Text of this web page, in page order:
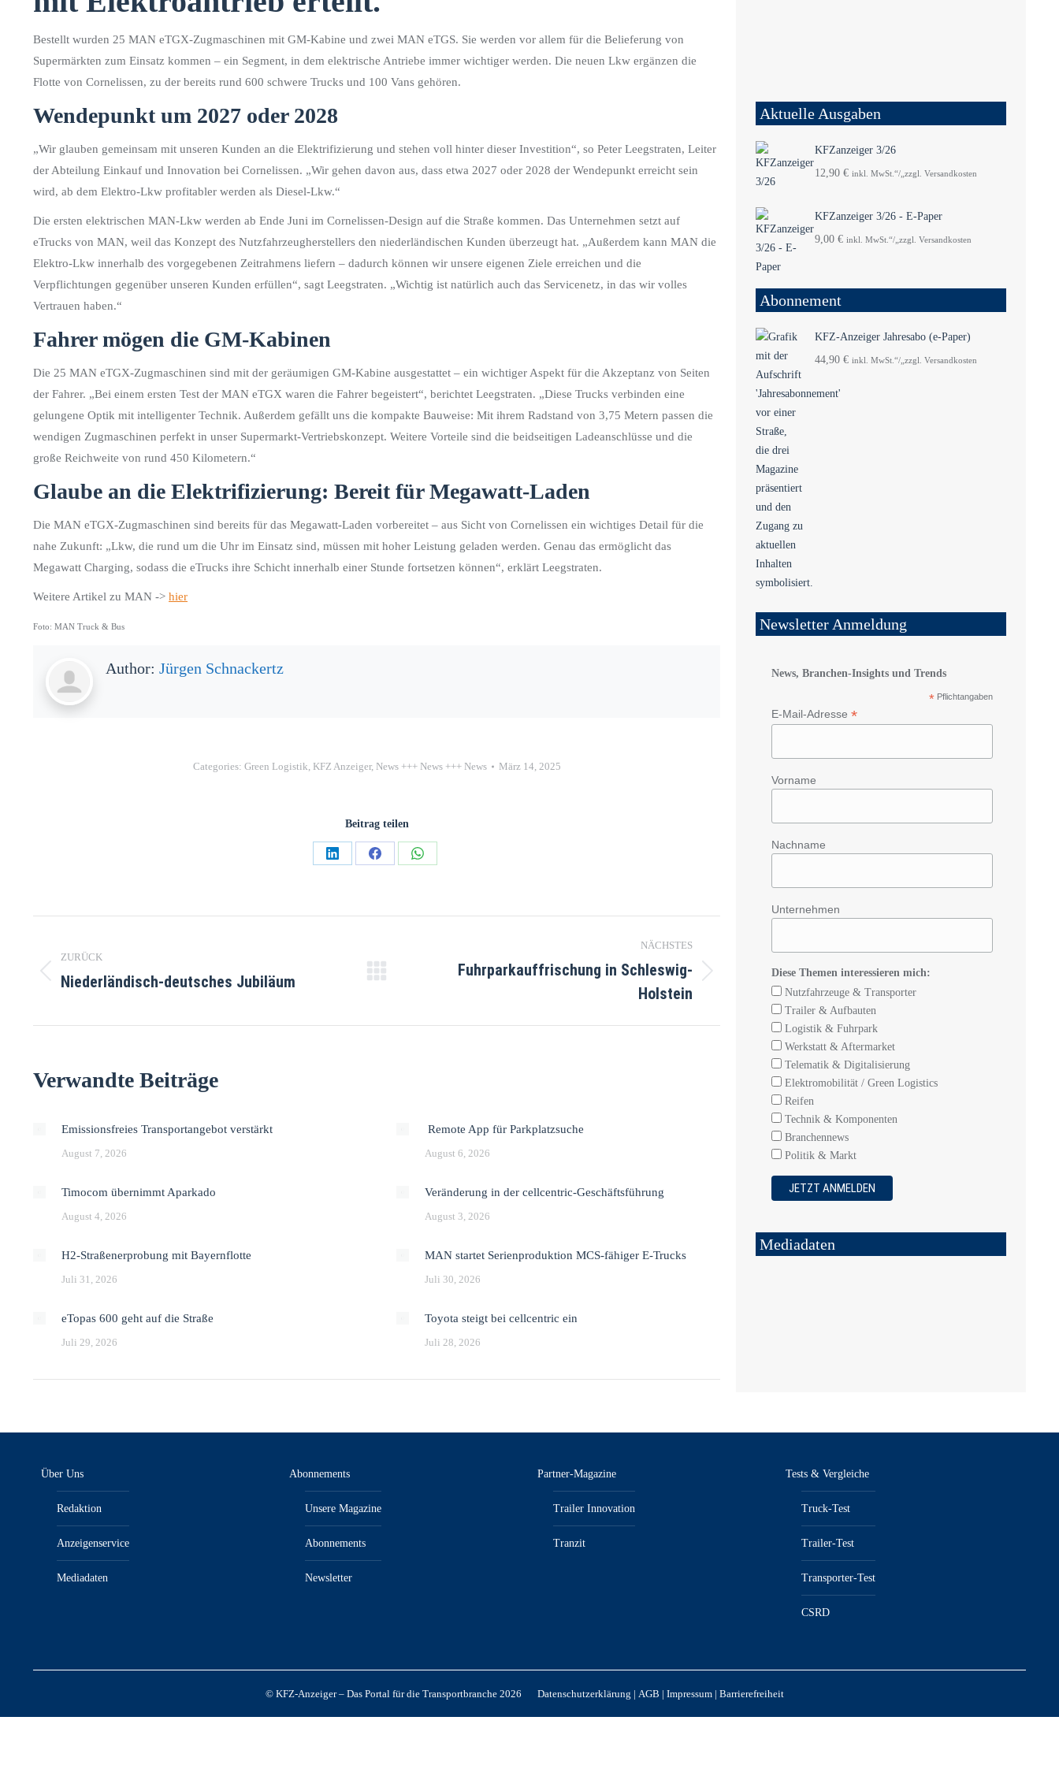
Bestellt wurden 25 MAN eTGX-Zugmaschinen mit GM-Kabine und zwei MAN eTGS. Sie werden vor allem für die Belieferung von
Supermärkten zum Einsatz kommen – ein Segment, in dem elektrische Antriebe immer wichtiger werden. Die neuen Lkw ergänzen die
Flotte von Cornelissen, zu der bereits rund 600 schwere Trucks und 100 Vans gehören.
Wendepunkt um 2027 oder 2028
„Wir glauben gemeinsam mit unseren Kunden an die Elektrifizierung und stehen voll hinter dieser Investition“, so Peter Leegstraten, Leiter
der Abteilung Einkauf und Innovation bei Cornelissen. „Wir gehen davon aus, dass etwa 2027 oder 2028 der Wendepunkt erreicht sein
wird, ab dem Elektro-Lkw profitabler werden als Diesel-Lkw.“
Die ersten elektrischen MAN-Lkw werden ab Ende Juni im Cornelissen-Design auf die Straße kommen. Das Unternehmen setzt auf
eTrucks von MAN, weil das Konzept des Nutzfahrzeugherstellers den niederländischen Kunden überzeugt hat. „Außerdem kann MAN die
Elektro-Lkw innerhalb des vorgegebenen Zeitrahmens liefern – dadurch können wir unsere eigenen Ziele erreichen und die
Verpflichtungen gegenüber unseren Kunden erfüllen“, sagt Leegstraten. „Wichtig ist natürlich auch das Servicenetz, in das wir volles
Vertrauen haben.“
Fahrer mögen die GM-Kabinen
Die 25 MAN eTGX-Zugmaschinen sind mit der geräumigen GM-Kabine ausgestattet – ein wichtiger Aspekt für die Akzeptanz von Seiten
der Fahrer. „Bei einem ersten Test der MAN eTGX waren die Fahrer begeistert“, berichtet Leegstraten. „Diese Trucks verbinden eine
gelungene Optik mit intelligenter Technik. Außerdem gefällt uns die kompakte Bauweise: Mit ihrem Radstand von 3,75 Metern passen die
wendigen Zugmaschinen perfekt in unser Supermarkt-Vertriebskonzept. Weitere Vorteile sind die beidseitigen Ladeanschlüsse und die
große Reichweite von rund 450 Kilometern.“
Glaube an die Elektrifizierung: Bereit für Megawatt-Laden
Die MAN eTGX-Zugmaschinen sind bereits für das Megawatt-Laden vorbereitet – aus Sicht von Cornelissen ein wichtiges Detail für die
nahe Zukunft: „Lkw, die rund um die Uhr im Einsatz sind, müssen mit hoher Leistung geladen werden. Genau das ermöglicht das
Megawatt Charging, sodass die eTrucks ihre Schicht innerhalb einer Stunde fortsetzen können“, erklärt Leegstraten.
Weitere Artikel zu MAN -> hier
Foto: MAN Truck & Bus
Author: Jürgen Schnackertz
Categories: Green Logistik, KFZ Anzeiger, News +++ News +++ News März 14, 2025
Beitrag teilen
ZURÜCK
Niederländisch-deutsches Jubiläum
NÄCHSTES
Fuhrparkauffrischung in Schleswig-
Holstein
Verwandte Beiträge
Emissionsfreies Transportangebot verstärkt
August 7, 2026
Remote App für Parkplatzsuche
August 6, 2026
Timocom übernimmt Aparkado
August 4, 2026
Veränderung in der cellcentric-Geschäftsführung
August 3, 2026
H2-Straßenerprobung mit Bayernflotte
Juli 31, 2026
MAN startet Serienproduktion MCS-fähiger E-Trucks
Juli 30, 2026
eTopas 600 geht auf die Straße
Juli 29, 2026
Toyota steigt bei cellcentric ein
Juli 28, 2026
Aktuelle Ausgaben
KFZanzeiger 3/26
12,90 € inkl. MwSt.“/„zzgl. Versandkosten
KFZanzeiger 3/26 - E-Paper
9,00 € inkl. MwSt.“/„zzgl. Versandkosten
Abonnement
KFZ-Anzeiger Jahresabo (e-Paper)
44,90 € inkl. MwSt.“/„zzgl. Versandkosten
Newsletter Anmeldung
News, Branchen-Insights und Trends
* Pflichtangaben
E-Mail-Adresse *
Vorname
Nachname
Unternehmen
Diese Themen interessieren mich:
Nutzfahrzeuge & Transporter
Trailer & Aufbauten
Logistik & Fuhrpark
Werkstatt & Aftermarket
Telematik & Digitalisierung
Elektromobilität / Green Logistics
Reifen
Technik & Komponenten
Branchennews
Politik & Markt
Mediadaten
Über Uns
Redaktion
Anzeigenservice
Mediadaten
Abonnements
Unsere Magazine
Abonnements
Newsletter
Partner-Magazine
Trailer Innovation
Tranzit
Tests & Vergleiche
Truck-Test
Trailer-Test
Transporter-Test
CSRD
© KFZ-Anzeiger – Das Portal für die Transportbranche 2026 Datenschutzerklärung | AGB | Impressum | Barrierefreiheit